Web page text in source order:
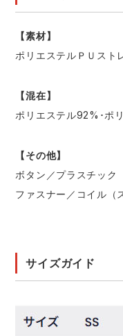
【素材】
ポリエステルＰＵスト
【混在】
ポリエステル92%･ポ
【その他】
ボタン／プラスチック
ファスナー／コイル（
サイズガイド